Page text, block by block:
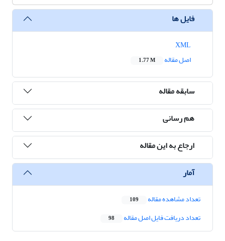
فایل ها
اصل مقاله
1.77 M
سابقه مقاله
هم رسانی
ارجاع به این مقاله
آمار
تعداد مشاهده مقاله 109
تعداد دریافت فایل اصل مقاله 98